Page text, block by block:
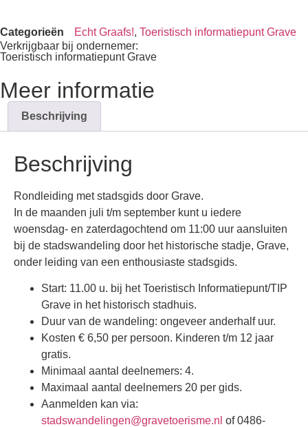
Categorieën Echt Graafs!, Toeristisch informatiepunt Grave
Verkrijgbaar bij ondernemer:
Toeristisch informatiepunt Grave
Meer informatie
Beschrijving
Beschrijving
Rondleiding met stadsgids door Grave.
In de maanden juli t/m september kunt u iedere
woensdag- en zaterdagochtend om 11:00 uur aansluiten
bij de stadswandeling door het historische stadje, Grave,
onder leiding van een enthousiaste stadsgids.
Start: 11.00 u. bij het Toeristisch Informatiepunt/TIP
Grave in het historisch stadhuis.
Duur van de wandeling: ongeveer anderhalf uur.
Kosten € 6,50 per persoon. Kinderen t/m 12 jaar
gratis.
Minimaal aantal deelnemers: 4.
Maximaal aantal deelnemers 20 per gids.
Aanmelden kan via:
stadswandelingen@gravetoerisme.nl of 0486-